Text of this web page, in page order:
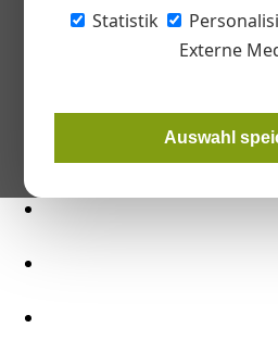
Statistik
Externe
Auswahl